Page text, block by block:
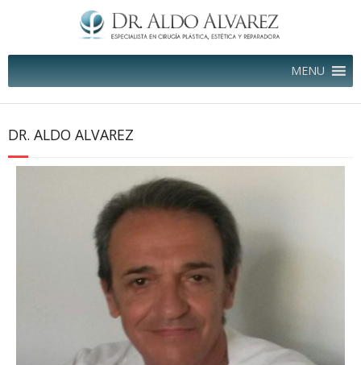
MENU
DR. ALDO ALVAREZ